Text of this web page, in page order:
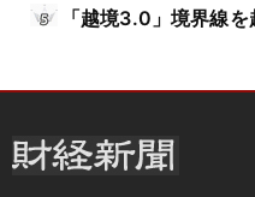
「越境3.0」境界線